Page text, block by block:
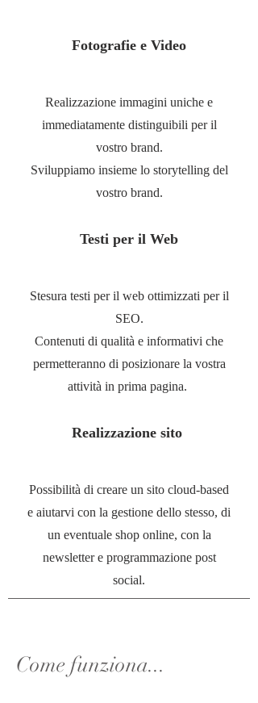
Fotografie e Video
Realizzazione immagini uniche e
immediatamente distinguibili per il
vostro brand.
Sviluppiamo insieme lo storytelling del
vostro brand.
Testi per il Web
Stesura testi per il web ottimizzati per il
SEO.
Contenuti di qualità e informativi che
permetteranno di posizionare la vostra
attività in prima pagina.
Realizzazione sito
Possibilità di creare un sito cloud-based
e aiutarvi con la gestione dello stesso, di
un eventuale shop online, con la
newsletter e programmazione post
social.
Come funziona...